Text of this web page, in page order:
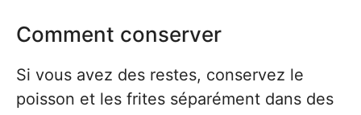
Comment conserver
Si vous avez des restes, conservez le
poisson et les frites séparément dans des